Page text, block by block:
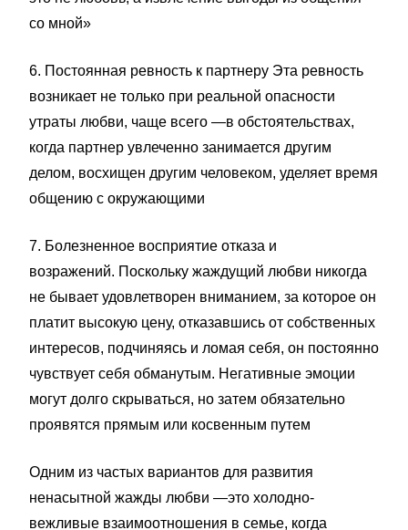
со мной»
6. Постоянная ревность к партнеру Эта ревность
возникает не только при реальной опасности
утраты любви, чаще всего —в обстоятельствах,
когда партнер увлеченно занимается другим
делом, восхищен другим человеком, уделяет время
общению с окружающими
7. Болезненное восприятие отказа и
возражений. Поскольку жаждущий любви никогда
не бывает удовлетворен вниманием, за которое он
платит высокую цену, отказавшись от собственных
интересов, подчиняясь и ломая себя, он постоянно
чувствует себя обманутым. Негативные эмоции
могут долго скрываться, но затем обязательно
проявятся прямым или косвенным путем
Одним из частых вариантов для развития
ненасытной жажды любви —это холодно-
вежливые взаимоотношения в семье, когда